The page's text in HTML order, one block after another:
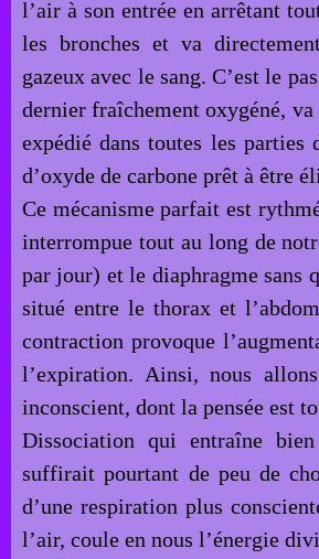
l’air à son entrée en arrêtant
les bronches et va
gazeux avec le sang. C’est le
dernier fraîchement oxygéné,
expédié dans toutes les parties
d’oxyde de carbone prêt à être
Ce mécanisme parfait est
interrompue tout au long de
par jour) et le diaphragme sans
situé entre le thorax et
contraction provoque
l’expiration. Ainsi, nous
inconscient, dont la pensée est
Dissociation qui entraîne
suffirait pourtant de peu de
d’une respiration plus
l’air, coule en nous l’énergie